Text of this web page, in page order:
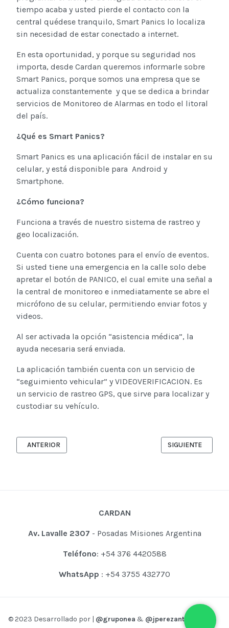
tiempo acaba y usted pierde el contacto con la
central quédese tranquilo, Smart Panics lo localiza
sin necesidad de estar conectado a internet.
En esta oportunidad, y porque su seguridad nos
importa, desde Cardan queremos informarle sobre
Smart Panics, porque somos una empresa que se
actualiza constantemente y que se dedica a brindar
servicios de Monitoreo de Alarmas en todo el litoral
del país.
¿Qué es Smart Panics?
Smart Panics es una aplicación fácil de instalar en su
celular, y está disponible para Android y
Smartphone.
¿Cómo funciona?
Funciona a través de nuestro sistema de rastreo y
geo localización.
Cuenta con cuatro botones para el envío de eventos.
Si usted tiene una emergencia en la calle solo debe
apretar el botón de PANICO, el cual emite una señal a
la central de monitoreo e inmediatamente se abre el
micrófono de su celular, permitiendo enviar fotos y
videos.
Al ser activada la opción “asistencia médica”, la
ayuda necesaria será enviada.
La aplicación también cuenta con un servicio de
“seguimiento vehicular” y VIDEOVERIFICACION. Es
un servicio de rastreo GPS, que sirve para localizar y
custodiar su vehículo.
ARTÍCULO ANTERIOR: RAZONES PARA INSTALAR UNA ALARMA
ANTERIOR ARTÍCULO
SIGUIENTE
CARDAN
Av. Lavalle 2307 - Posadas Misiones Argentina
Teléfono: +54 376 4420588
WhatsApp : +54 3755 432770
© 2023 Desarrollado por | @gruponea & @jperezantoni